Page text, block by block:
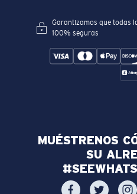
Garantizamos que todas
100% seguras
MUÉSTRENOS
SU